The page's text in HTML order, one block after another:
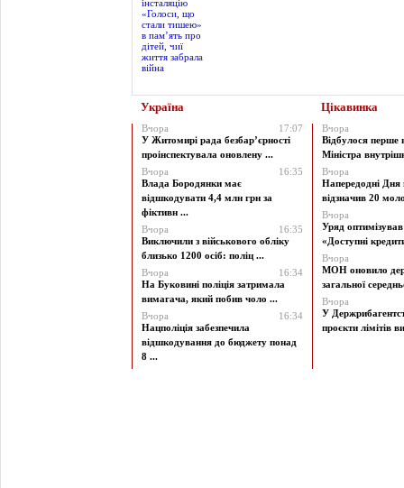
Україна Цікавинка
Вчора
17:07
У Житомирі рада безбар’єрності
проінспектувала оновлену ...
Вчора
16:35
Влада Бородянки має
відшкодувати 4,4 млн грн за
фіктивн ...
Вчора
16:35
Виключили з військового обліку
близько 1200 осіб: поліц ...
Вчора
16:34
На Буковині поліція затримала
вимагача, який побив чоло ...
Вчора
16:34
Нацполіція забезпечила
відшкодування до бюджету понад
8 ...
Вчора
Відбулося перше
Міністра
Вчора
Напередодні Дня
відзначив 20
Вчора
Уряд
«Доступні
Вчора
МОН оновило
загальної
Вчора
У
проєкти лімітів